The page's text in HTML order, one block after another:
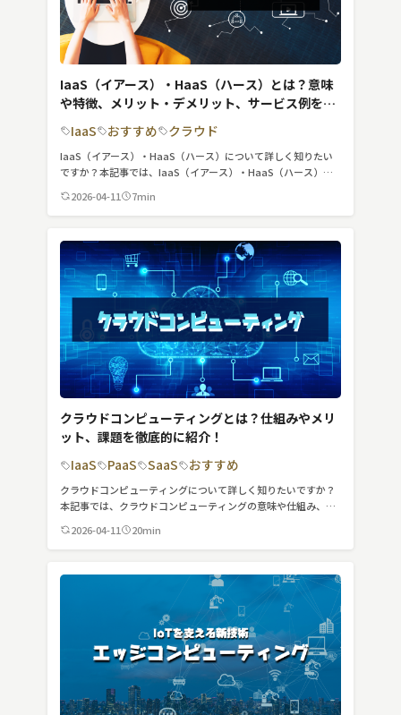
IaaS（イアース）・HaaS（ハース）とは？意味
や特徴、メリット・デメリット、サービス例を紹
IaaS おすすめ クラウド
IaaS（イアース）・HaaS（ハース）について詳しく知りたい
ですか？本記事では、IaaS（イアース）・HaaS（ハース）の
す。
2026-04-11 7min
クラウドコンピューティングとは？仕組みやメリ
ット、課題を徹底的に紹介！
IaaS
PaaS SaaS おすすめ
クラウドコンピューティングについて詳しく知りたいですか？
本記事では、クラウドコンピューティングの意味や仕組み、メ
2026-04-11 20min